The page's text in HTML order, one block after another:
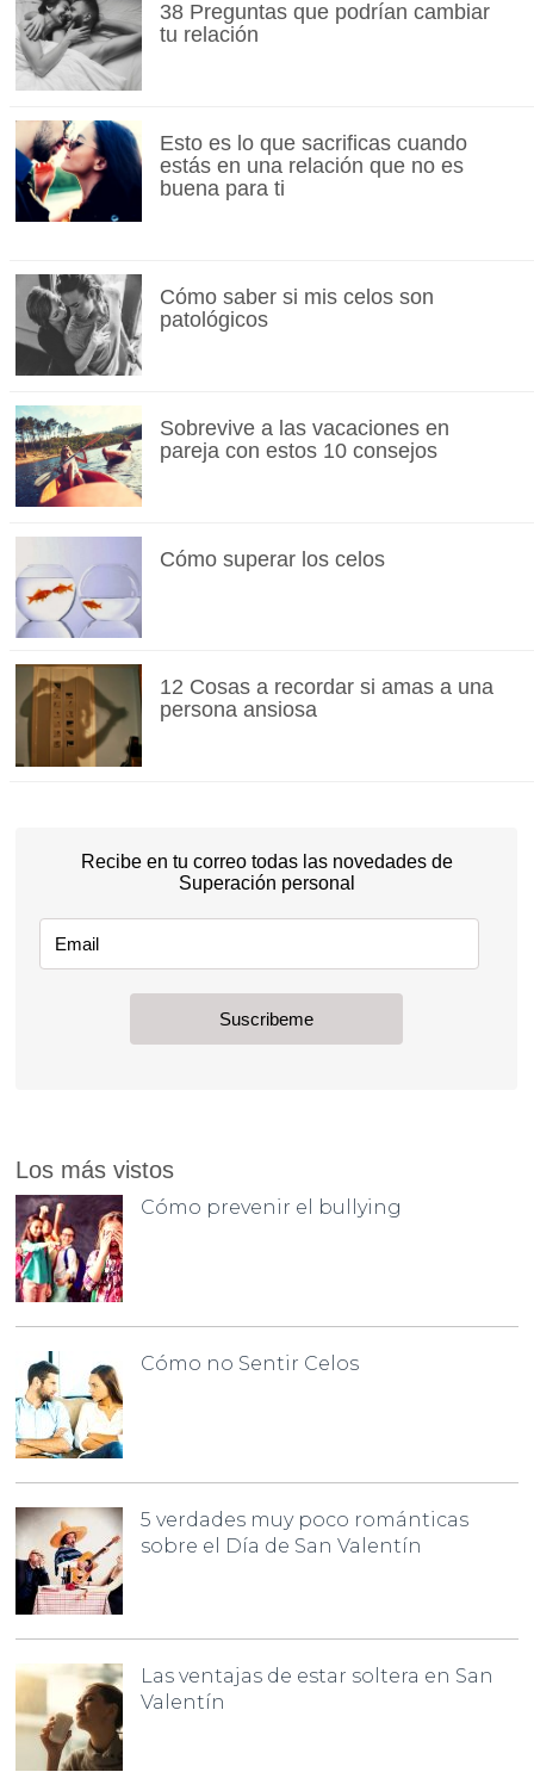
38 Preguntas que podrían cambiar
tu relación
Esto es lo que sacrificas cuando
estás en una relación que no es
buena para ti
Cómo saber si mis celos son
patológicos
Sobrevive a las vacaciones en
pareja con estos 10 consejos
Cómo superar los celos
12 Cosas a recordar si amas a una
persona ansiosa
Los más vistos
Cómo prevenir el bullying
Cómo no Sentir Celos
5 verdades muy poco románticas
sobre el Día de San Valentín
Las ventajas de estar soltera en San
Valentín